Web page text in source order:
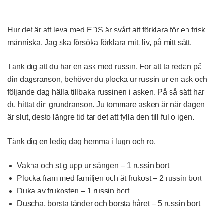
Hur det är att leva med EDS är svårt att förklara för en frisk
människa. Jag ska försöka förklara mitt liv, på mitt sätt.
Tänk dig att du har en ask med russin. För att ta redan på
din dagsranson, behöver du plocka ur russin ur en ask och
följande dag hälla tillbaka russinen i asken. På så sätt har
du hittat din grundranson. Ju tommare asken är när dagen
är slut, desto längre tid tar det att fylla den till fullo igen.
Tänk dig en ledig dag hemma i lugn och ro.
Vakna och stig upp ur sängen – 1 russin bort
Plocka fram med familjen och ät frukost – 2 russin bort
Duka av frukosten – 1 russin bort
Duscha, borsta tänder och borsta håret – 5 russin bort